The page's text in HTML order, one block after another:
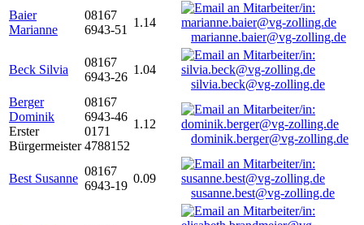
Baier
Marianne
08167
6943-51
1.14
marianne.baier@vg-zolling.de
Beck Silvia
08167
6943-26
1.04
silvia.beck@vg-zolling.de
Berger
Dominik
Erster
Bürgermeister
08167
6943-46
0171
4788152
1.12
dominik.berger@vg-zolling.de
Best Susanne
08167
6943-19
0.09
susanne.best@vg-zolling.de